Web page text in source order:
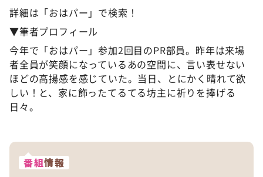
詳細は「おはパー」で検索！
▼筆者プロフィール
今年で「おはパー」参加2回目のPR部員。昨年は来場
者全員が笑顔になっているあの空間に、言い表せない
ほどの高揚感を感じていた。当日、とにかく晴れて欲
しい！と、家に飾ったてるてる坊主に祈りを捧げる
日々。
番組情報